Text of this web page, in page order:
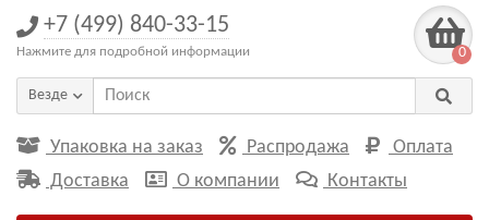
+7 (499) 840-33-15
Нажмите для подробной информации 0
Везде
Упаковка на заказ Распродажа
Оплата
Доставка
О компании Контакты